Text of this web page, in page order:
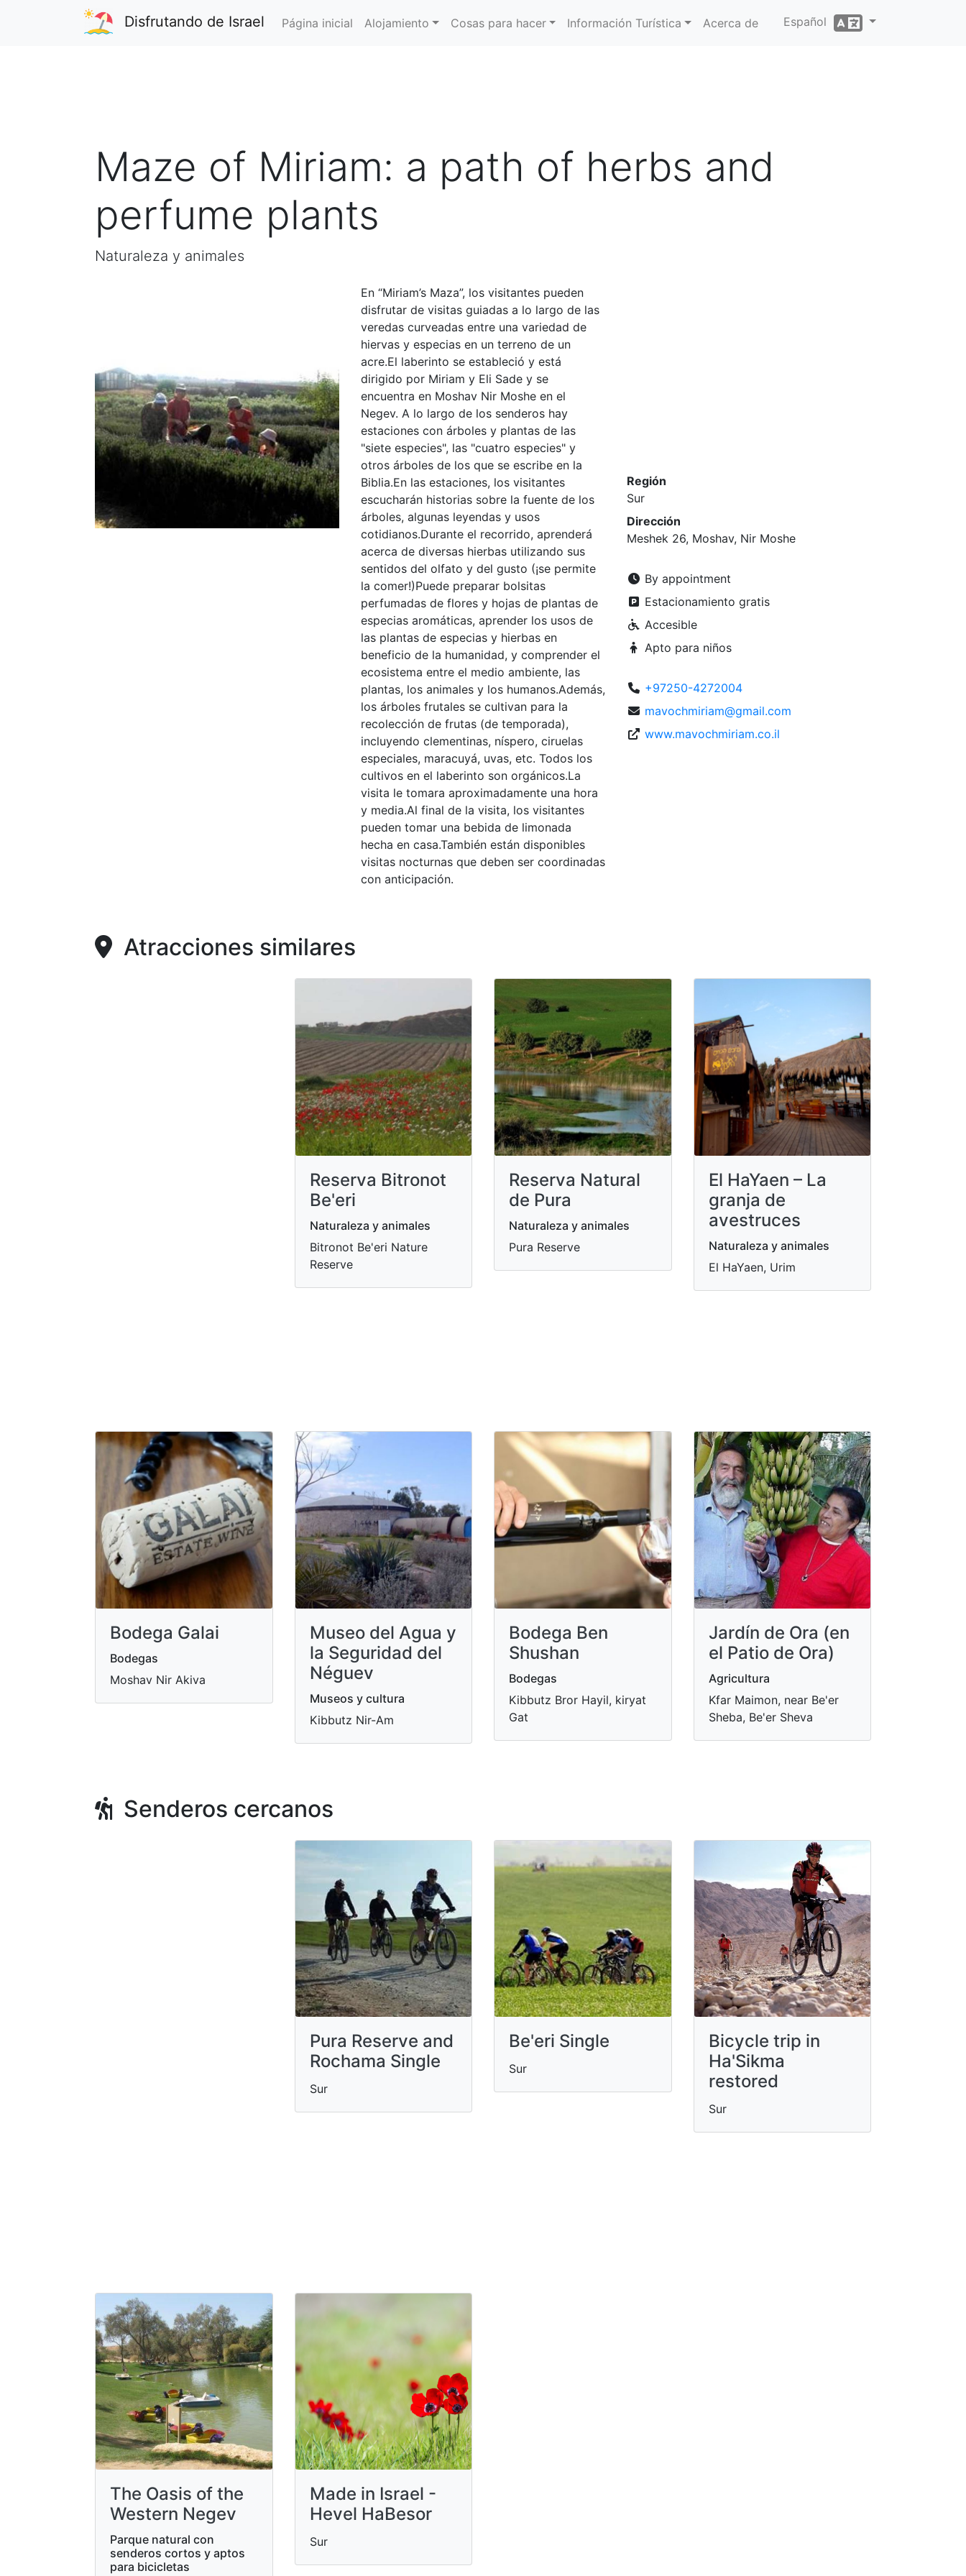
Disfrutando de Israel Página inicial Alojamiento Cosas para hacer Información Turística Acerca de Español
Maze of Miriam: a path of herbs and
perfume plants
Naturaleza y animales
En “Miriam’s Maza”, los visitantes pueden
disfrutar de visitas guiadas a lo largo de las
veredas curveadas entre una variedad de
hiervas y especias en un terreno de un
acre.El laberinto se estableció y está
dirigido por Miriam y Eli Sade y se
encuentra en Moshav Nir Moshe en el
Negev. A lo largo de los senderos hay
estaciones con árboles y plantas de las
"siete especies", las "cuatro especies" y
otros árboles de los que se escribe en la
Biblia.En las estaciones, los visitantes
escucharán historias sobre la fuente de los
árboles, algunas leyendas y usos
cotidianos.Durante el recorrido, aprenderá
acerca de diversas hierbas utilizando sus
sentidos del olfato y del gusto (¡se permite
la comer!)Puede preparar bolsitas
perfumadas de flores y hojas de plantas de
especias aromáticas, aprender los usos de
las plantas de especias y hierbas en
beneficio de la humanidad, y comprender el
ecosistema entre el medio ambiente, las
plantas, los animales y los humanos.Además,
los árboles frutales se cultivan para la
recolección de frutas (de temporada),
incluyendo clementinas, níspero, ciruelas
especiales, maracuyá, uvas, etc. Todos los
cultivos en el laberinto son orgánicos.La
visita le tomara aproximadamente una hora
y media.Al final de la visita, los visitantes
pueden tomar una bebida de limonada
hecha en casa.También están disponibles
visitas nocturnas que deben ser coordinadas
con anticipación.
Región
Sur
Dirección
Meshek 26, Moshav, Nir Moshe
By appointment
Estacionamiento gratis
Accesible
Apto para niños
+97250-4272004
mavochmiriam@gmail.com
www.mavochmiriam.co.il
Atracciones similares
Reserva Bitronot
Be'eri
Naturaleza y animales
Bitronot Be'eri Nature
Reserve
Reserva Natural
de Pura
Naturaleza y animales
Pura Reserve
El HaYaen – La
granja de
avestruces
Naturaleza y animales
El HaYaen, Urim
Bodega Galai
Bodegas
Moshav Nir Akiva
Museo del Agua y
la Seguridad del
Néguev
Museos y cultura
Kibbutz Nir-Am
Bodega Ben
Shushan
Bodegas
Kibbutz Bror Hayil, kiryat
Gat
Jardín de Ora (en
el Patio de Ora)
Agricultura
Kfar Maimon, near Be'er
Sheba, Be'er Sheva
Senderos cercanos
Pura Reserve and
Rochama Single
Sur
Be'eri Single
Sur
Bicycle trip in
Ha'Sikma
restored
Sur
The Oasis of the
Western Negev
Parque natural con
senderos cortos y aptos
para bicicletas
Made in Israel -
Hevel HaBesor
Sur